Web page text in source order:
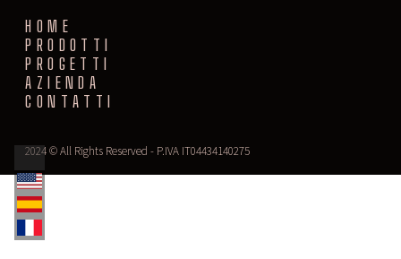
HOME
PRODOTTI
PROGETTI
AZIENDA
CONTATTI
2024 © All Rights Reserved - P.IVA IT04434140275